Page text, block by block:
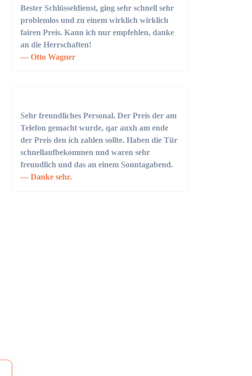
Bester Schlüsseldienst, ging sehr schnell sehr
problemlos und zu einem wirklich wirklich
fairen Preis. Kann ich nur empfehlen, danke
an die Herrschaften!
Otto Wagner
Sehr freundliches Personal. Der Preis der am
Telefon gemacht wurde, qar auxh am ende
der Preis den ich zahlen sollte. Haben die Tür
schnellaufbekommen und waren sehr
freundlich und das an einem Sonntagabend.
Danke sehr.